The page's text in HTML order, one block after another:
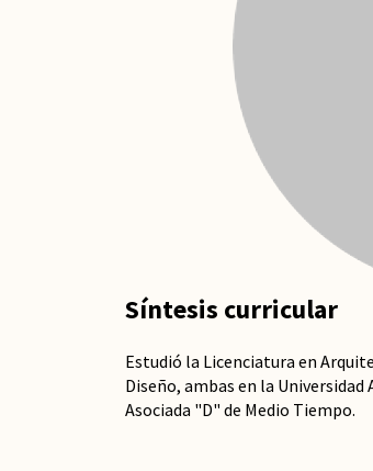
Síntesis curricular
Estudió la Licenciatura en
Diseño, ambas en la
Asociada "D" de Medio Tiempo.